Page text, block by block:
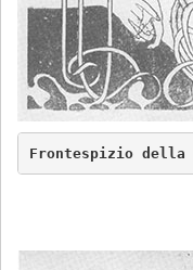
Frontespizio